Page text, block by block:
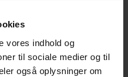
vores indhold og
til sociale medier og til
også oplysninger om